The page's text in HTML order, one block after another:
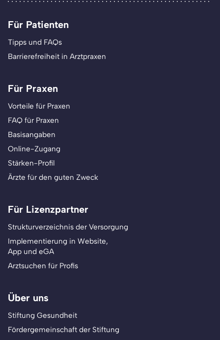
Für Patienten
Tipps und FAQs
Barrierefreiheit in Arztpraxen
Für Praxen
Vorteile für Praxen
FAQ für Praxen
Basisangaben
Online-Zugang
Stärken-Profil
Ärzte für den guten Zweck
Für Lizenzpartner
Strukturverzeichnis der Versorgung
Implementierung in Website,
App und eGA
Arztsuchen für Profis
Über uns
Stiftung Gesundheit
Fördergemeinschaft der Stiftung